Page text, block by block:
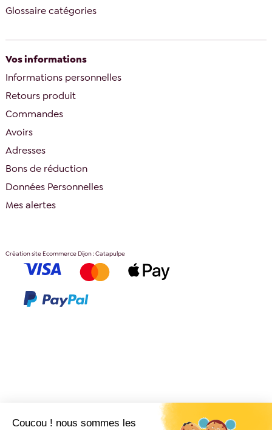
Coucou ! nous sommes les
Glossaire catégories
Vos informations
Informations personnelles
Retours produit
Commandes
Avoirs
Adresses
Bons de réduction
Données Personnelles
Mes alertes
Création site Ecommerce Dijon : Catapulpe